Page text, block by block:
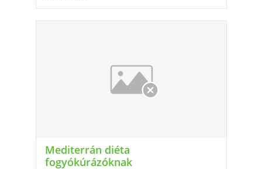
Mediterrán diéta
fogyókúrázóknak